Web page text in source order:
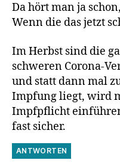
Da hört man ja
Wenn die das jetzt
Im Herbst sind die
schweren Corona-
und statt dann mal
Impfung liegt, wird
Impfpflicht
fast sicher.
ANTWORTEN